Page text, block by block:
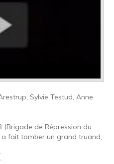
Sylvie Testud, Anne
(Brigade de Répression du
fait tomber un grand truand,